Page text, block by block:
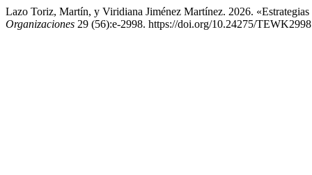
Lazo Toriz, Martín, y Viridiana Jiménez Martínez. 2026.
Organizaciones 29 (56):e-2998. https://doi.org/10.24275/